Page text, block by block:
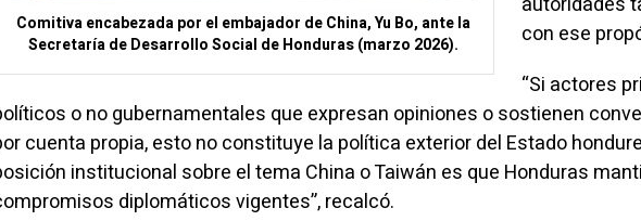
Comitiva encabezada por el embajador de China, Yu Bo, ante la
Secretaría de Desarrollo Social de Honduras (marzo 2026).
con ese
“Si actores
o no gubernamentales que expresan opiniones o sostienen
cuenta propia, esto no constituye la política exterior del Estado
institucional sobre el tema China o Taiwán es que Honduras
diplomáticos vigentes”, recalcó.